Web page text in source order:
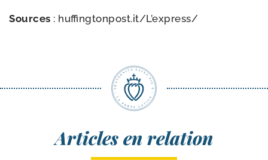
Sources : huffingtonpost.it/L’express/
Articles en relation